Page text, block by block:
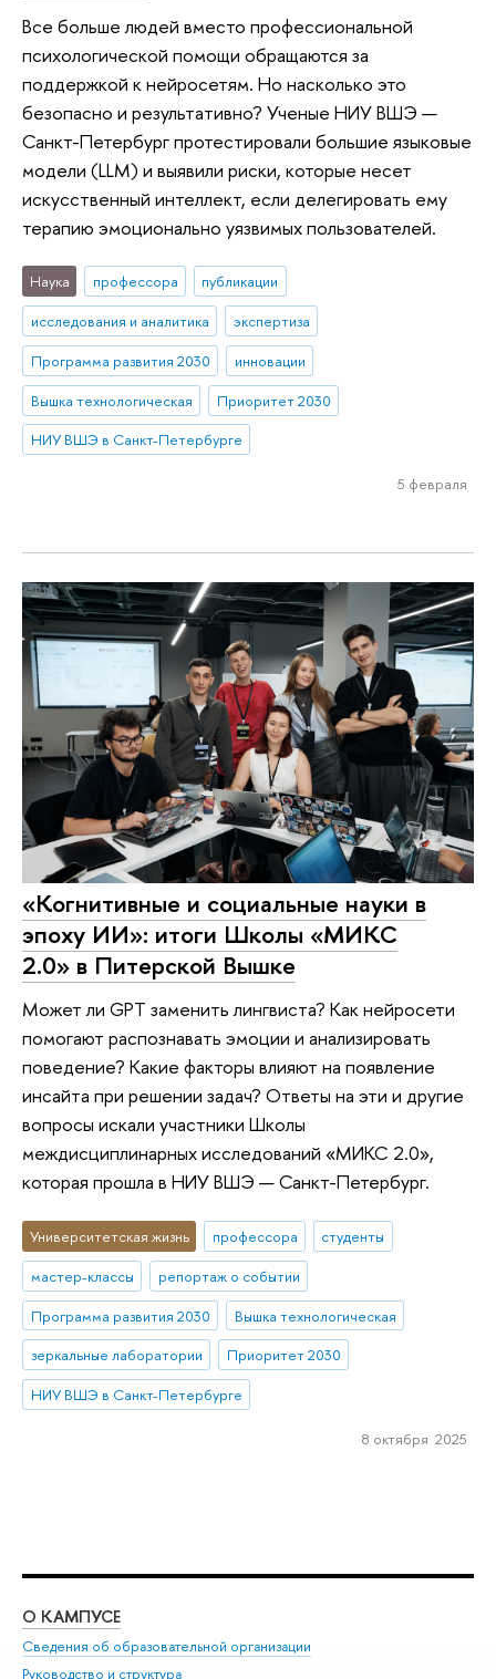
Все больше людей вместо профессиональной
психологической помощи обращаются за
поддержкой к нейросетям. Но насколько это
безопасно и результативно? Ученые НИУ ВШЭ —
Санкт-Петербург протестировали большие языковые
модели (LLM) и выявили риски, которые несет
искусственный интеллект, если делегировать ему
терапию эмоционально уязвимых пользователей.
Наука профессора
публикации
исследования и аналитика
экспертиза
Программа развития 2030
инновации
Вышка технологическая
Приоритет 2030
НИУ ВШЭ в Санкт-Петербурге
5 февраля
«Когнитивные и социальные науки в
эпоху ИИ»: итоги Школы «МИКС
2.0» в Питерской Вышке
Может ли GPT заменить лингвиста? Как нейросети
помогают распознавать эмоции и анализировать
поведение? Какие факторы влияют на появление
инсайта при решении задач? Ответы на эти и другие
вопросы искали участники Школы
междисциплинарных исследований «МИКС 2.0»,
которая прошла в НИУ ВШЭ — Санкт-Петербург.
Университетская жизнь профессора
студенты
мастер-классы
репортаж о событии
Программа развития 2030
Вышка технологическая
зеркальные лаборатории
Приоритет 2030
НИУ ВШЭ в Санкт-Петербурге
8 октября 2025
О КАМПУСЕ
Сведения об образовательной организации
Руководство и структура